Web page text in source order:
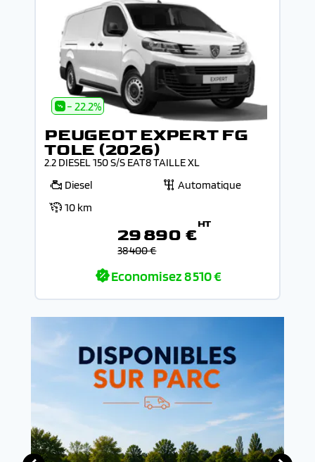
- 22.2%
PEUGEOT EXPERT FG
TOLE (2026)
2.2 DIESEL 150 S/S EAT8 TAILLE XL
Diesel
Automatique
10 km
29 890 €
HT
38 400 €
Economisez8 510 €